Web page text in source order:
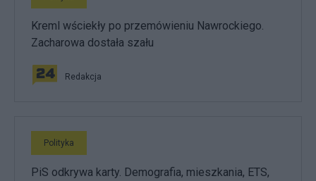
Kreml wściekły po przemówieniu Nawrockiego.
Zacharowa dostała szału
Redakcja
Polityka
PiS odkrywa karty. Demografia, mieszkania, ETS,